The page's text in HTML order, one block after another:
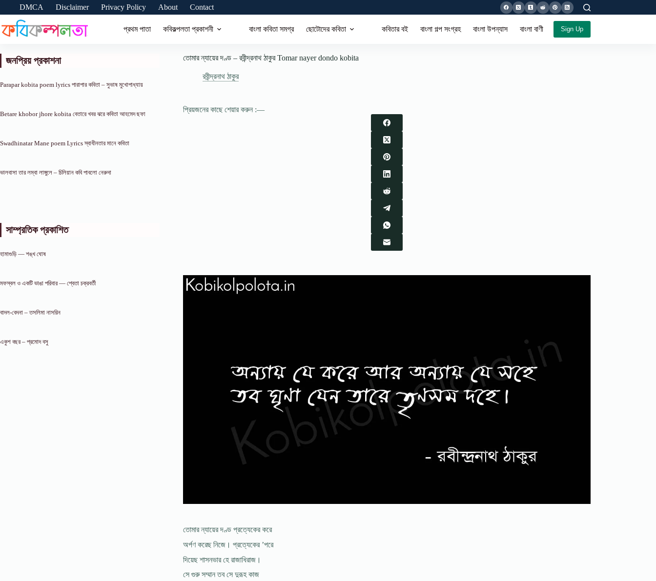
content
DMCA Disclaimer Privacy Policy About Contact
প্রথম পাতা কবিকল্পলতা প্রকাশনী বাংলা কবিতা সমগ্র ছোটোদের কবিতা কবিতার বই বাংলা গল্প সংগ্রহ বাংলা উপন্যাস বাংলা বাণী সমগ্র Sign Up
তোমার ন্যায়ের দণ্ড – রবীন্দ্রনাথ ঠাকুর Tomar nayer dondo kobita
রবীন্দ্রনাথ ঠাকুর
প্রিয়জনের কাছে শেয়ার করুন :—
তোমার ন্যায়ের দণ্ড প্রত্যেকের করে
অর্পণ করেছ নিজে। প্রত্যেকের ’পরে
দিয়েছ শাসনভার হে রাজাধিরাজ।
সে গুরু সম্মান তব সে দুরূহ কাজ
জনপ্রিয় প্রকাশনা
Parapar kobita poem lyrics পারাপার কবিতা – সুভাষ মুখোপাধ্যায়
Betare khobor jhore kobita বেতারে খবর ঝরে কবিতা আহমেদ ছফা
Swadhinatar Mane poem Lyrics স্বাধীনতার মানে কবিতা
ভালবাসা তার লম্বা লাঙ্গুলে – চিলিয়ান কবি পাবলো নেরুদা
সাম্প্রতিক প্রকাশিত
হামাগুড়ি — শঙ্খ ঘোষ
মফস্বল ও একটি ভাঙা পরিবার — শ্বেতা চক্রবর্তী
বাদল-বেদনা – তসলিমা নাসরিন
একুশ বছর – প্রমোদ বসু